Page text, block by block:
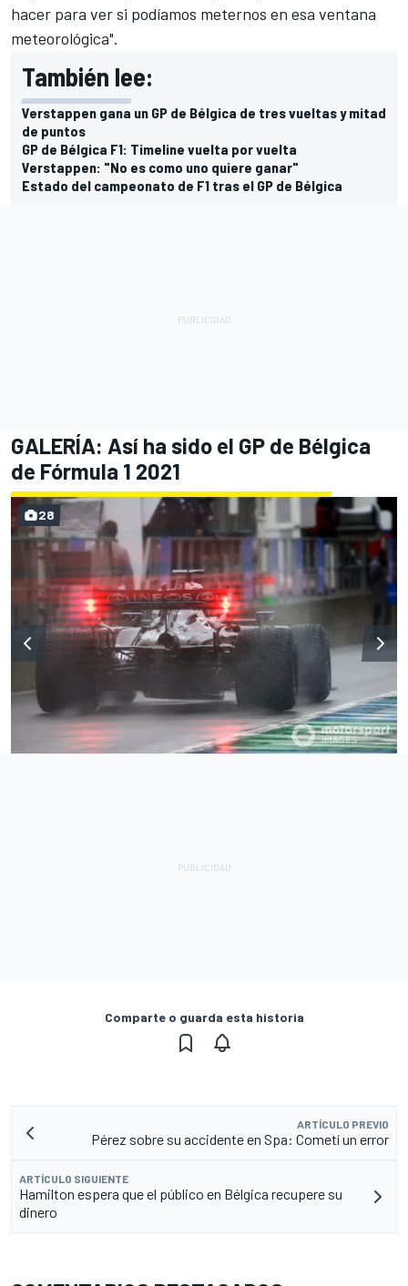
hacer para ver si podíamos meternos en esa ventana
meteorológica".
También lee:
Verstappen gana un GP de Bélgica de tres vueltas y mitad
de puntos
GP de Bélgica F1: Timeline vuelta por vuelta
Verstappen: "No es como uno quiere ganar"
Estado del campeonato de F1 tras el GP de Bélgica
GALERÍA: Así ha sido el GP de Bélgica
de Fórmula 1 2021
28
Comparte o guarda esta historia
ARTÍCULO PREVIO
Pérez sobre su accidente en Spa: Cometí un error
ARTÍCULO SIGUIENTE
Hamilton espera que el público en Bélgica recupere su
dinero